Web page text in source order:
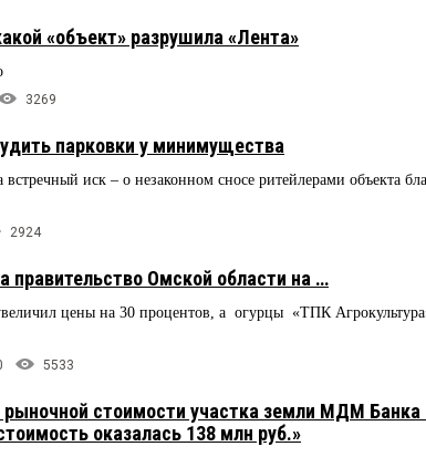
«объект» разрушила «Лента»
3269
парковки у минимущества
иск – о незаконном сносе ритейлерами объекта
2924
правительство Омской области на …
цены на 30 процентов, а огурцы «ТПК
5533
стоимости участка земли МДМ Банка
оказалась 138 млн руб.»